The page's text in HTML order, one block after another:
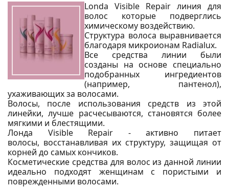
Londa Visible Repair линия для
волос которые подверглись
химическому воздействию.
Структура волоса выравнивается
благодаря микроионам Radialux.
Все средства линии были
созданы на основе специально
подобранных ингредиентов
(например, пантенол),
ухаживающих за волосами.
Волосы, после использования средств из этой
линейки, лучше расчесываются, становятся более
мягкими и блестящими.
Лонда Visible Repair - активно питает
волосы, восстанавливая их структуру, защищая от
корней до самых кончиков.
Косметические средства для волос из данной линии
идеально подходят женщинам с пористыми и
поврежденными волосами.